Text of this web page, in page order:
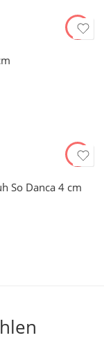
So Danca 4 cm